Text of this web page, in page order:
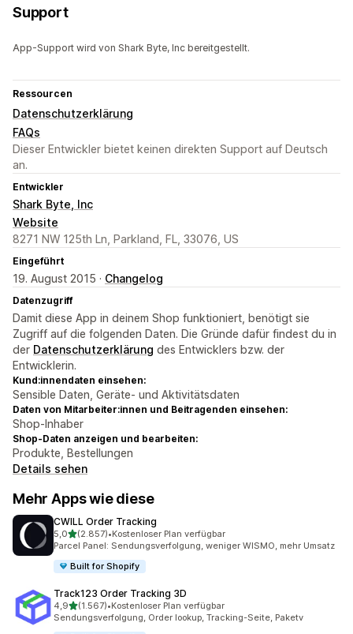
Support
App-Support wird von Shark Byte, Inc bereitgestellt.
Ressourcen
Datenschutzerklärung
FAQs
Dieser Entwickler bietet keinen direkten Support auf Deutsch
an.
Entwickler
Shark Byte, Inc
Website
8271 NW 125th Ln, Parkland, FL, 33076, US
Eingeführt
19. August 2015 · Changelog
Datenzugriff
Damit diese App in deinem Shop funktioniert, benötigt sie
Zugriff auf die folgenden Daten. Die Gründe dafür findest du in
der Datenschutzerklärung des Entwicklers bzw. der
Entwicklerin.
Kund:innendaten einsehen:
Sensible Daten, Geräte- und Aktivitätsdaten
Daten von Mitarbeiter:innen und Beitragenden einsehen:
Shop-Inhaber
Shop-Daten anzeigen und bearbeiten:
Produkte, Bestellungen
Details sehen
Mehr Apps wie diese
CWILL Order Tracking
5,0von 5 Sternen
(2.857)
2857 Rezensionen insgesamt
•Kostenloser Plan verfügbar
Parcel Panel: Sendungsverfolgung, weniger WISMO, mehr Umsatz
Built for Shopify
Track123 Order Tracking 3D
4,9von 5 Sternen
(1.567)
1567 Rezensionen insgesamt
•Kostenloser Plan verfügbar
Sendungsverfolgung, Order lookup, Tracking-Seite, Paketv